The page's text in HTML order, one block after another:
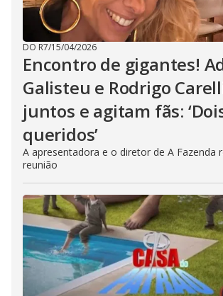
DO R7/15/04/2026
Encontro de gigantes!
Galisteu e Rodrigo
juntos e agitam fãs:
queridos’
A apresentadora e o diretor de A Fazenda
reunião